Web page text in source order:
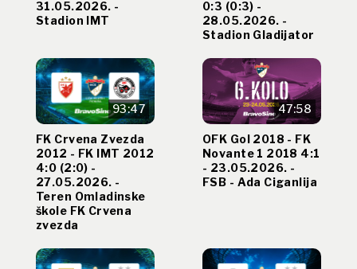
31.05.2026. -
Stadion IMT
0:3 (0:3) -
28.05.2026. -
Stadion Gladijator
93:47
FK Crvena Zvezda
2012 - FK IMT 2012
4:0 (2:0) -
27.05.2026. -
Teren Omladinske
škole FK Crvena
zvezda
47:58
OFK Gol 2018 - FK
Novante 1 2018 4:1
- 23.05.2026. -
FSB - Ada Ciganlija